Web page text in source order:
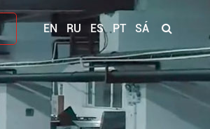
EN RU ES PT SÁ